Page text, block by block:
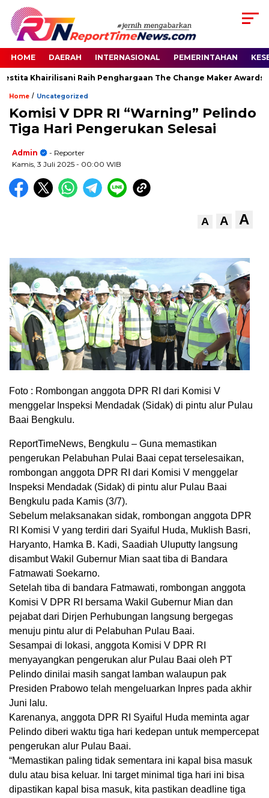
HOME DAERAH INTERNASIONAL PEMERINTAHAN
Khairilisani Raih Penghargaan The Change Maker Awards
Home / Uncategorized
Komisi V DPR RI “Warning” Pelindo
Tiga Hari Pengerukan Selesai
Admin
- Reporter
Kamis, 3 Juli 2025 - 00:00 WIB
A A A
Foto : Rombongan anggota DPR RI dari Komisi V
menggelar Inspeksi Mendadak (Sidak) di pintu alur Pulau
Baai Bengkulu.
ReportTimeNews, Bengkulu – Guna memastikan
pengerukan Pelabuhan Pulai Baai cepat terselesaikan,
rombongan anggota DPR RI dari Komisi V menggelar
Inspeksi Mendadak (Sidak) di pintu alur Pulau Baai
Bengkulu pada Kamis (3/7).
Sebelum melaksanakan sidak, rombongan anggota DPR
RI Komisi V yang terdiri dari Syaiful Huda, Muklish Basri,
Haryanto, Hamka B. Kadi, Saadiah Uluputty langsung
disambut Wakil Gubernur Mian saat tiba di Bandara
Fatmawati Soekarno.
Setelah tiba di bandara Fatmawati, rombongan anggota
Komisi V DPR RI bersama Wakil Gubernur Mian dan
pejabat dari Dirjen Perhubungan langsung bergegas
menuju pintu alur di Pelabuhan Pulau Baai.
Sesampai di lokasi, anggota Komisi V DPR RI
menyayangkan pengerukan alur Pulau Baai oleh PT
Pelindo dinilai masih sangat lamban walaupun pak
Presiden Prabowo telah mengeluarkan Inpres pada akhir
Juni lalu.
Karenanya, anggota DPR RI Syaiful Huda meminta agar
Pelindo diberi waktu tiga hari kedepan untuk mempercepat
pengerukan alur Pulau Baai.
“Memastikan paling tidak sementara ini kapal bisa masuk
dulu atau bisa keluar. Ini target minimal tiga hari ini bisa
dipastikan kapal bisa masuk, kita pastikan deadline tiga